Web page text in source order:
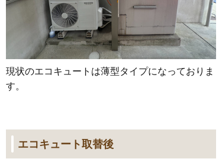
現状のエコキュートは薄型タイプになっておりま
す。
エコキュート取替後